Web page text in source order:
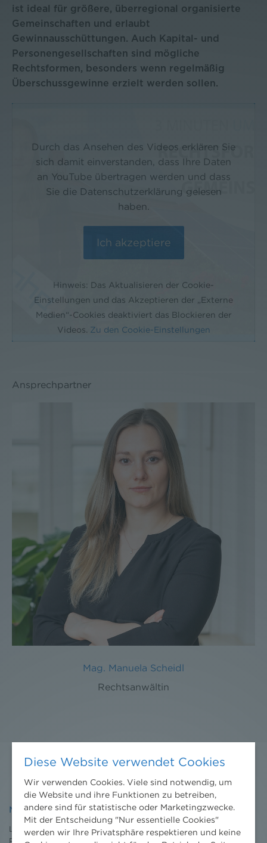
ist ideal für größere, überregional organisierte
Gemeinschaften und erlaubt
Gewinnausschüttungen. Auch Kapital- und
Personengesellschaften sind mögliche
Rechtsformen, besonders wenn regelmäßig
Überschussgewinne erzielt werden sollen.
Durch das Ansehen des Videos erklären Sie
sich damit einverstanden, dass Ihre Daten
an YouTube übertragen werden und dass
Sie die Datenschutzerklärung gelesen
haben.
Hinweis: Das Aktualisieren der Cookie-
Einstellungen und das Akzeptieren der „Externe
Medien“-Cookies deaktiviert das Blockieren der
Videos. Zu den Cookie-Einstellungen
Ansprechpartner
Mag. Manuela Scheidl
Rechtsanwältin
NHP
Leistungen
Projekte
Diese Website verwendet Cookies
Wir verwenden Cookies. Viele sind notwendig, um
die Website und ihre Funktionen zu betreiben,
andere sind für statistische oder Marketingzwecke.
Mit der Entscheidung "Nur essentielle Cookies"
werden wir Ihre Privatsphäre respektieren und keine